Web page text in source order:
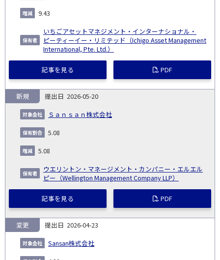
9.43
いちごアセットマネジメント・インターナショナル・
ピーティーイー・リミテッド（Ichigo Asset Management
International, Pte. Ltd.）
記事を見る PDF
2026-05-20
Ｓａｎｓａｎ株式会社
新規
5.08
5.08
ウエリントン・マネージメント・カンパニー・エルエル
ピー（Wellington Management Company LLP）
記事を見る PDF
2026-04-23
Sansan株式会社
変更